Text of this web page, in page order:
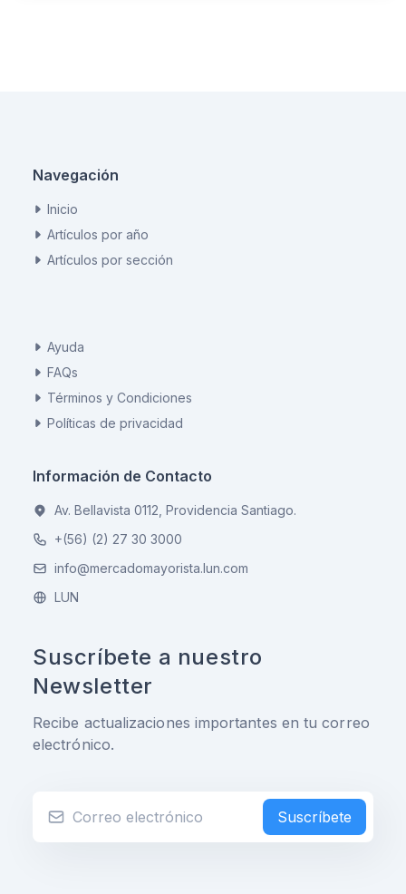
Navegación
Inicio
Artículos por año
Artículos por sección
Ayuda
FAQs
Términos y Condiciones
Políticas de privacidad
Información de Contacto
Av. Bellavista 0112, Providencia Santiago.
+(56) (2) 27 30 3000
info@mercadomayorista.lun.com
LUN
Suscríbete a nuestro
Newsletter
Recibe actualizaciones importantes en tu correo
electrónico.
Suscríbete